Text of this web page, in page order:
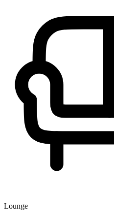
Lounge